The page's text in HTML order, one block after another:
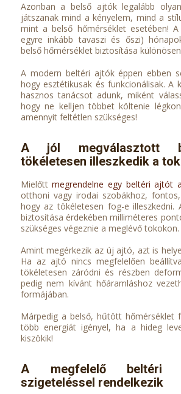
Azonban a belső ajtók legalább
játszanak mind a kényelem, mind a
mint a belső hőmérséklet esetében!
egyre inkább tavaszi és őszi)
belső hőmérséklet biztosítása
A modern beltéri ajtók éppen ebben
hogy esztétikusak és funkcionálisak. A
hasznos tanácsot adunk, miként
hogy ne kelljen többet költenie
amennyit feltétlen szükséges!
A jól megválasztott
tökéletesen illeszkedik a
Mielőttmegrendelne egy beltéri ajtót
otthoni vagy irodai szobákhoz,
hogy az tökéletesen fog-e illeszkedni.
biztosítása érdekében milliméteres
szükséges végeznie a meglévő tokokon.
Amint megérkezik az új ajtó, azt is
Ha az ajtó nincs megfelelően
tökéletesen záródni és részben
pedig nem kívánt hőáramláshoz
formájában.
Márpedig a belső, hűtött hőmérséklet
több energiát igényel, ha a hideg
kiszökik!
A megfelelő beltéri
szigeteléssel rendelkezik